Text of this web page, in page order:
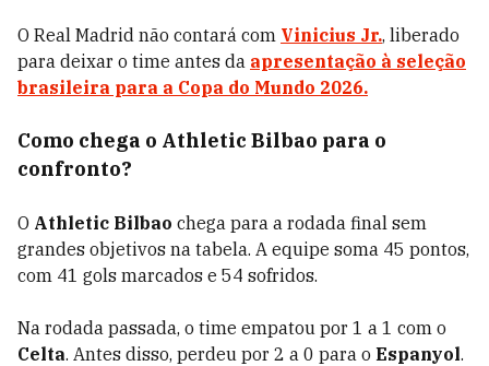
O Real Madrid não contará com Vinicius Jr., liberado
para deixar o time antes da apresentação à seleção
brasileira para a Copa do Mundo 2026.
Como chega o Athletic Bilbao para o
confronto?
O Athletic Bilbao chega para a rodada final sem
grandes objetivos na tabela. A equipe soma 45 pontos,
com 41 gols marcados e 54 sofridos.
Na rodada passada, o time empatou por 1 a 1 com o
Celta. Antes disso, perdeu por 2 a 0 para o Espanyol.